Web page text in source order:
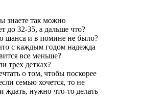
знаете так можно
до 32-35, а дальше что?
шанса и в помине не было?
с каждым годом надежда
все меньше?
трех детках?
о том, чтобы поскорее
семью хочется, то не
ждать, нужно что-то делать